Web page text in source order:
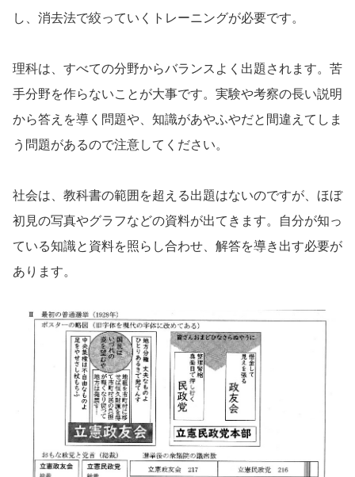
し、消去法で絞っていくトレーニングが必要です。
理科は、すべての分野からバランスよく出題されます。苦
手分野を作らないことが大事です。実験や考察の長い説明
から答えを導く問題や、知識があやふやだと間違えてしま
う問題があるので注意してください。
社会は、教科書の範囲を超える出題はないのですが、ほぼ
初見の写真やグラフなどの資料が出てきます。自分が知っ
ている知識と資料を照らし合わせ、解答を導き出す必要が
あります。